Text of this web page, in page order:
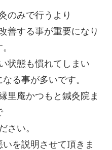
のみで行うより
善する事が重要になり
状態も慣れてしまい
る事が多いです。
里庵かつもと鍼灸院ま
さい。
を説明させて頂きま